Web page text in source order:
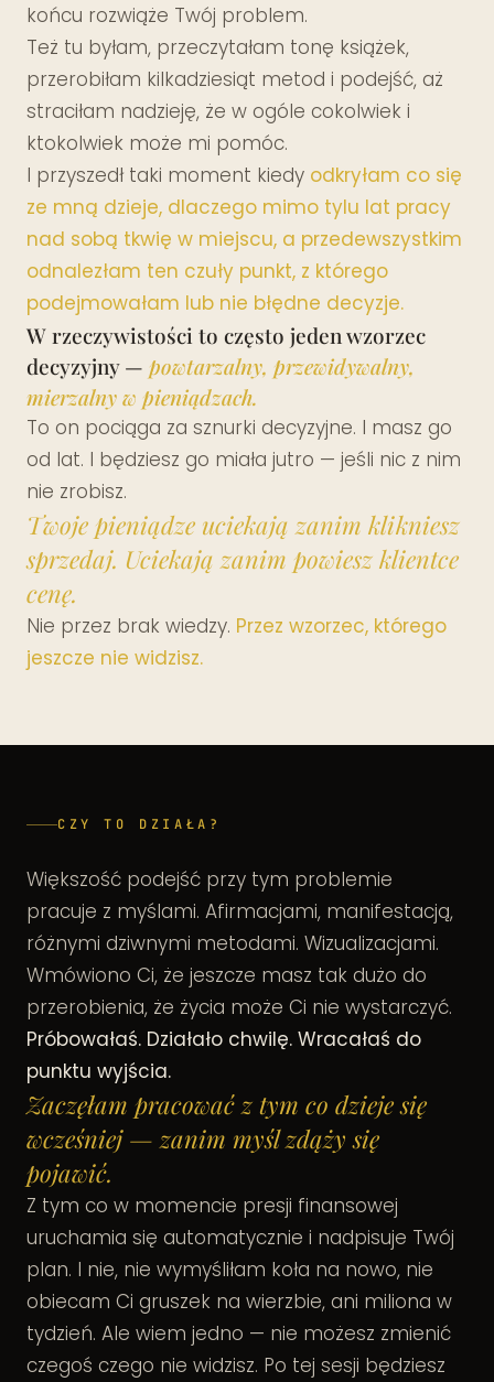
końcu rozwiąże Twój problem.
Też tu byłam, przeczytałam tonę książek,
przerobiłam kilkadziesiąt metod i podejść, aż
straciłam nadzieję, że w ogóle cokolwiek i
ktokolwiek może mi pomóc.
I przyszedł taki moment kiedy odkryłam co się
ze mną dzieje, dlaczego mimo tylu lat pracy
nad sobą tkwię w miejscu, a przedewszystkim
odnalezłam ten czuły punkt, z którego
podejmowałam lub nie błędne decyzje.
W rzeczywistości to często jeden wzorzec
decyzyjny — powtarzalny, przewidywalny,
mierzalny w pieniądzach.
To on pociąga za sznurki decyzyjne. I masz go
od lat. I będziesz go miała jutro — jeśli nic z nim
nie zrobisz.
Twoje pieniądze uciekają zanim klikniesz
sprzedaj. Uciekają zanim powiesz klientce
cenę.
Nie przez brak wiedzy. Przez wzorzec, którego
jeszcze nie widzisz.
CZY TO DZIAŁA?
Większość podejść przy tym problemie
pracuje z myślami. Afirmacjami, manifestacją,
różnymi dziwnymi metodami. Wizualizacjami.
Wmówiono Ci, że jeszcze masz tak dużo do
przerobienia, że życia może Ci nie wystarczyć.
Próbowałaś. Działało chwilę. Wracałaś do
punktu wyjścia.
Zaczęłam pracować z tym co dzieje się
wcześniej — zanim myśl zdąży się
pojawić.
Z tym co w momencie presji finansowej
uruchamia się automatycznie i nadpisuje Twój
plan. I nie, nie wymyśliłam koła na nowo, nie
obiecam Ci gruszek na wierzbie, ani miliona w
tydzień. Ale wiem jedno — nie możesz zmienić
czegoś czego nie widzisz. Po tej sesji będziesz